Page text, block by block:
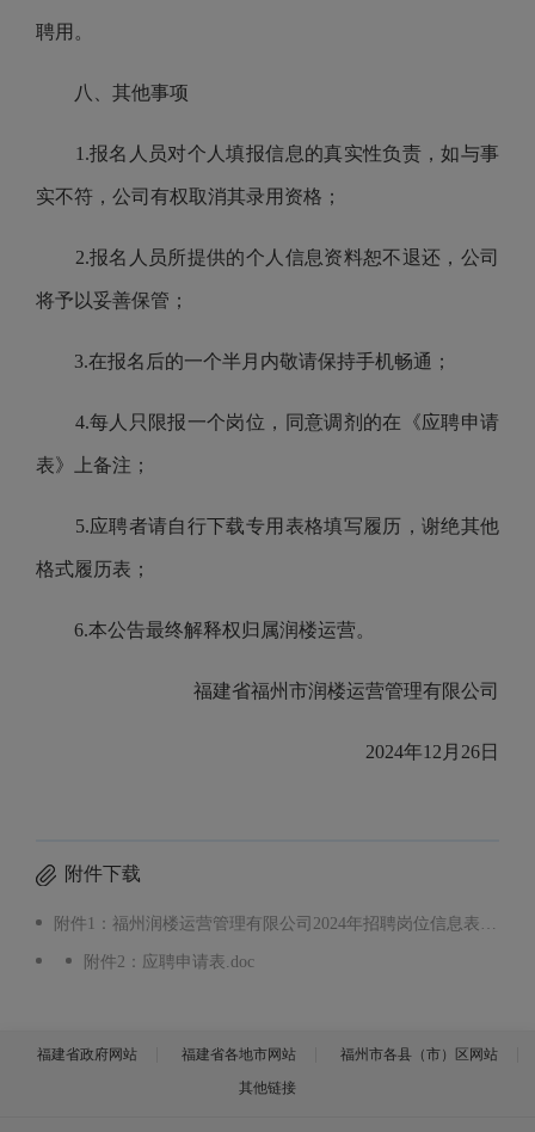
聘用。
八、其他事项
1.报名人员对个人填报信息的真实性负责，如与事
实不符，公司有权取消其录用资格；
2.报名人员所提供的个人信息资料恕不退还，公司
将予以妥善保管；
3.在报名后的一个半月内敬请保持手机畅通；
4.每人只限报一个岗位，同意调剂的在《应聘申请
表》上备注；
5.应聘者请自行下载专用表格填写履历，谢绝其他
格式履历表；
6.本公告最终解释权归属润楼运营。
福建省福州市润楼运营管理有限公司
2024年12 月 26日
附件下载
附件1：福州润楼运营管理有限公司2024年招聘岗位信息表.xlsx
附件2：应聘申请表.doc
福建省政府网站 福建省各地市网站
福州市各县（市）区网站
其他链接